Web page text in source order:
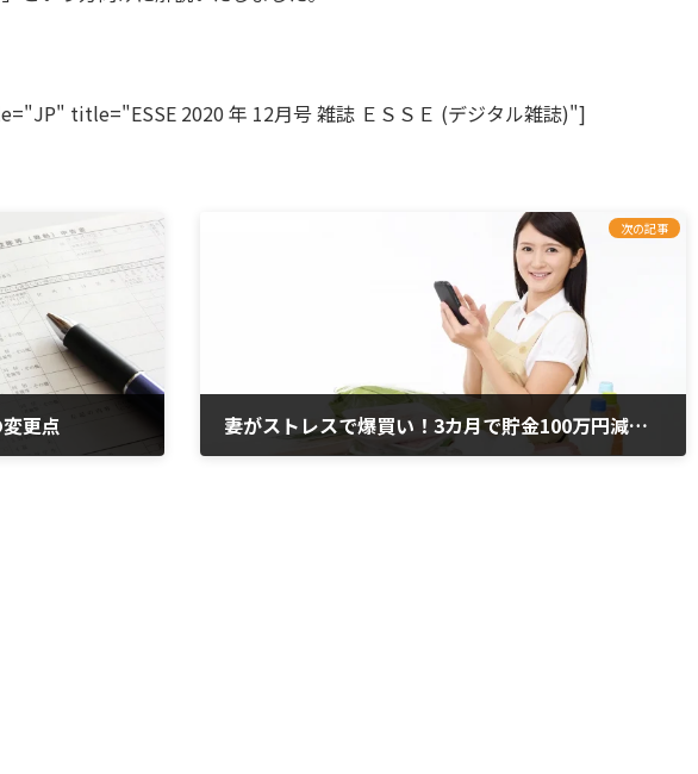
title="ESSE 2020 年 12月号 雑誌 ＥＳＳＥ (デジタル雑誌)"]
更点
次の記事
妻がストレスで爆買い！3カ月で貯金100万円減も夫が気付かないワケ